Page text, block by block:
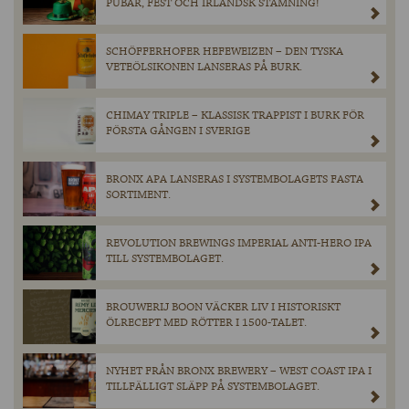
PUBAR, FEST OCH IRLÄNDSK STÄMNING!
SCHÖFFERHOFER HEFEWEIZEN – DEN TYSKA
VETEÖLSIKONEN LANSERAS PÅ BURK.
CHIMAY TRIPLE – KLASSISK TRAPPIST I BURK FÖR
FÖRSTA GÅNGEN I SVERIGE
BRONX APA LANSERAS I SYSTEMBOLAGETS FASTA
SORTIMENT.
REVOLUTION BREWINGS IMPERIAL ANTI-HERO IPA
TILL SYSTEMBOLAGET.
BROUWERIJ BOON VÄCKER LIV I HISTORISKT
ÖLRECEPT MED RÖTTER I 1500-TALET.
NYHET FRÅN BRONX BREWERY – WEST COAST IPA I
TILLFÄLLIGT SLÄPP PÅ SYSTEMBOLAGET.